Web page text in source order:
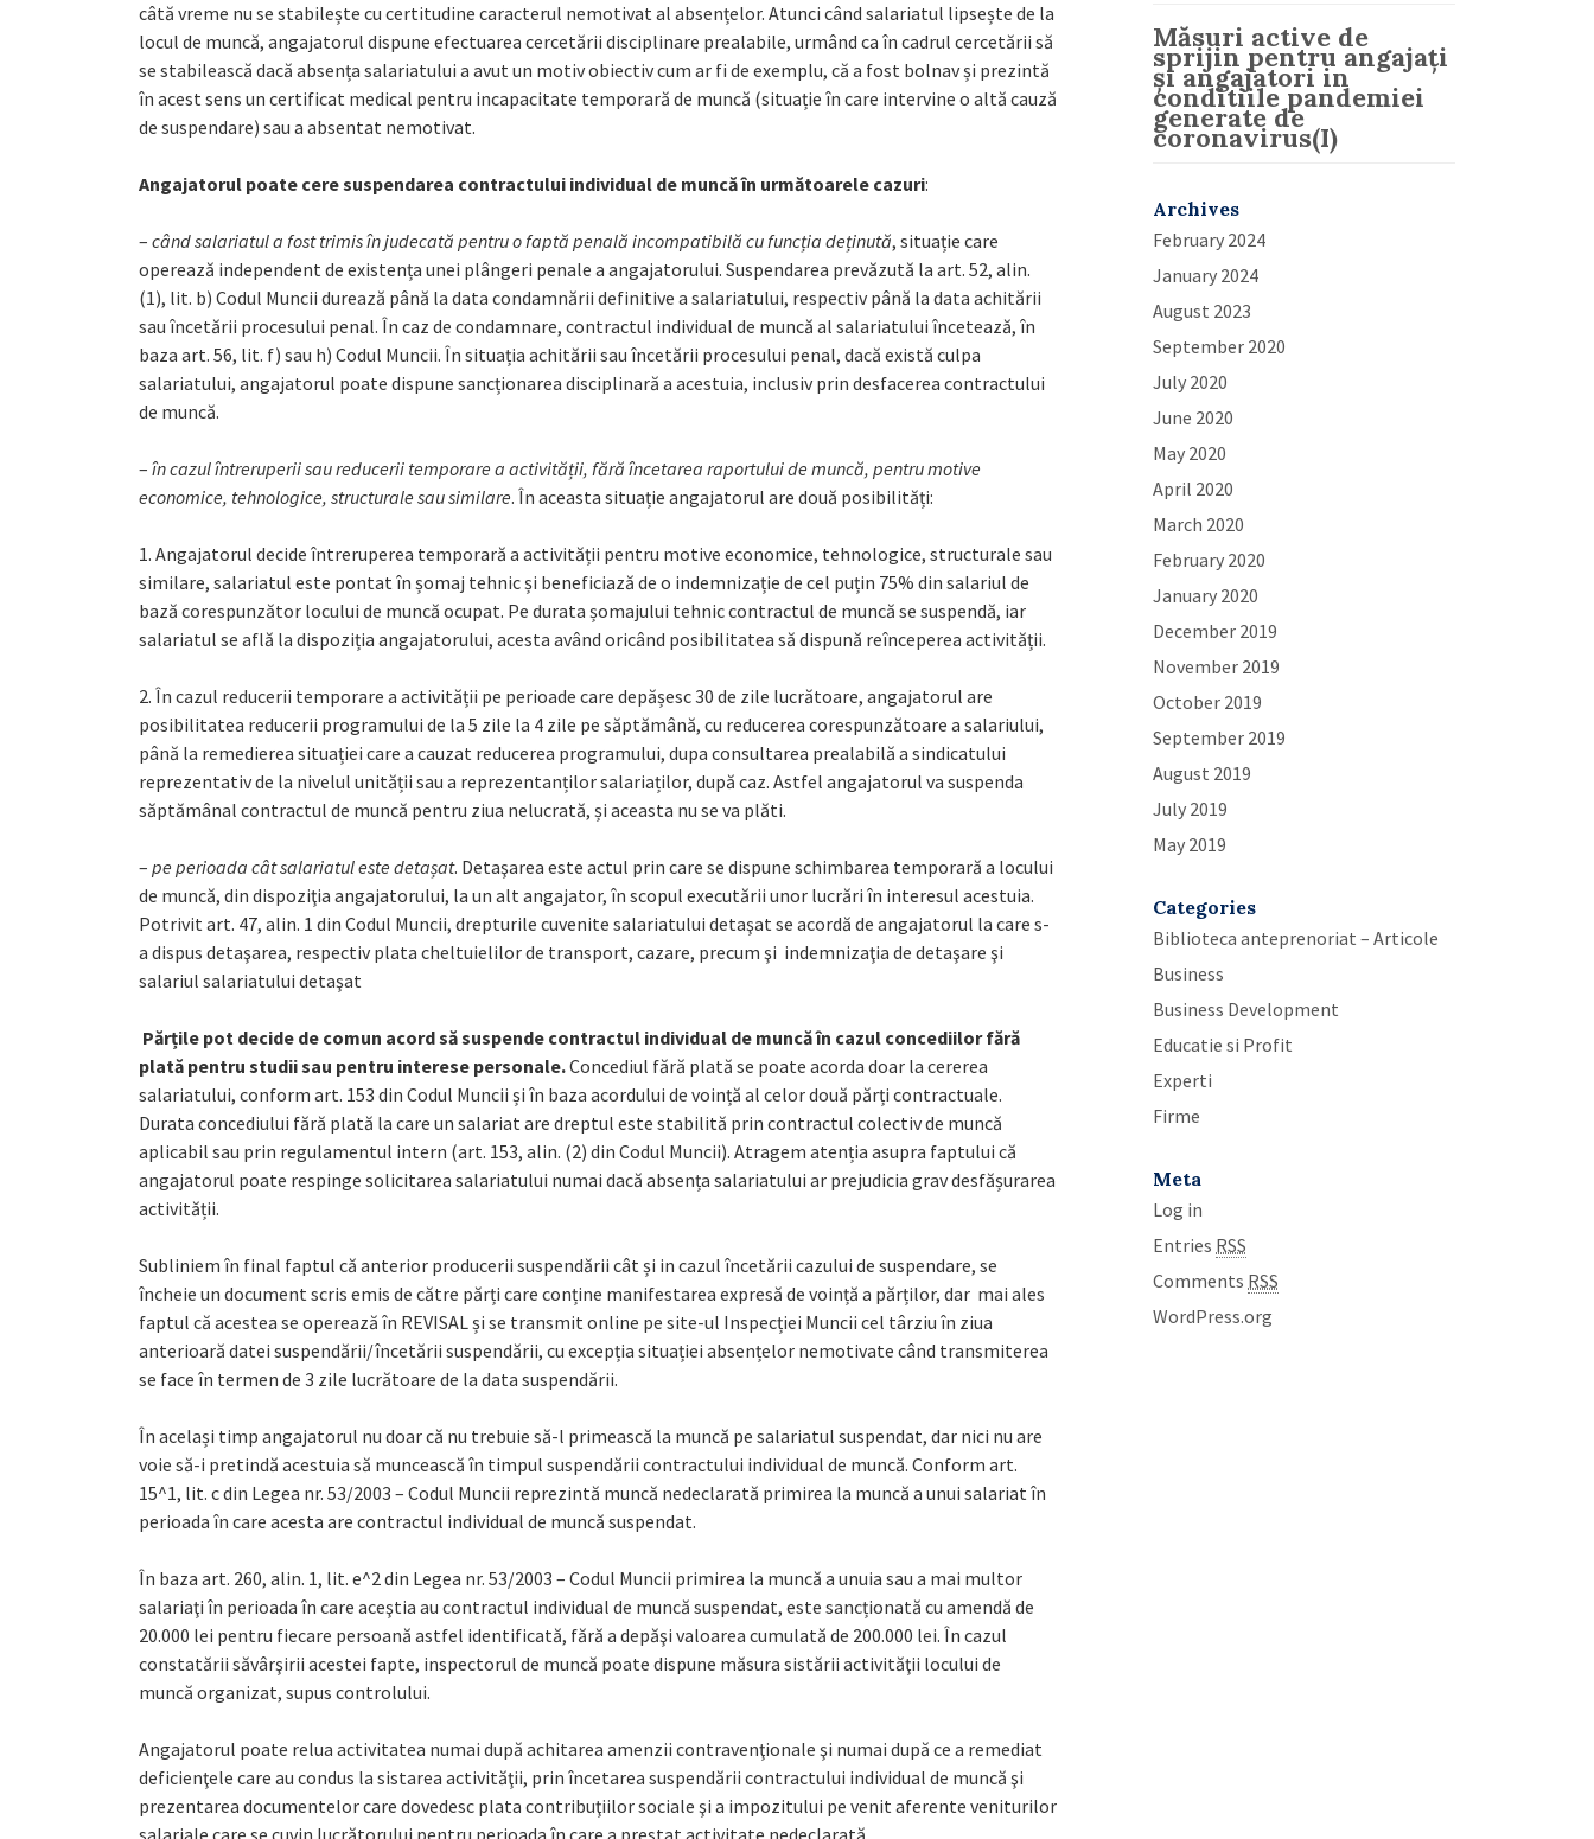
câtă vreme nu se stabilește cu certitudine caracterul nemotivat al absențelor. Atunci când salariatul lipsește de la
locul de muncă, angajatorul dispune efectuarea cercetării disciplinare prealabile, urmând ca în cadrul cercetării să
se stabilească dacă absența salariatului a avut un motiv obiectiv cum ar fi de exemplu, că a fost bolnav și prezintă
în acest sens un certificat medical pentru incapacitate temporară de muncă (situație în care intervine o altă cauză
de suspendare) sau a absentat nemotivat.
Angajatorul poate cere suspendarea contractului individual de muncă în următoarele cazuri:
– când salariatul a fost trimis în judecată pentru o faptă penală incompatibilă cu funcția deținută, situație care
operează independent de existența unei plângeri penale a angajatorului. Suspendarea prevăzută la art. 52, alin.
(1), lit. b) Codul Muncii durează până la data condamnării definitive a salariatului, respectiv până la data achitării
sau încetării procesului penal. În caz de condamnare, contractul individual de muncă al salariatului încetează, în
baza art. 56, lit. f) sau h) Codul Muncii. În situația achitării sau încetării procesului penal, dacă există culpa
salariatului, angajatorul poate dispune sancționarea disciplinară a acestuia, inclusiv prin desfacerea contractului
de muncă.
– în cazul întreruperii sau reducerii temporare a activității, fără încetarea raportului de muncă, pentru motive
economice, tehnologice, structurale sau similare. În aceasta situație angajatorul are două posibilități:
1. Angajatorul decide întreruperea temporară a activității pentru motive economice, tehnologice, structurale sau
similare, salariatul este pontat în șomaj tehnic și beneficiază de o indemnizație de cel puțin 75% din salariul de
bază corespunzător locului de muncă ocupat. Pe durata șomajului tehnic contractul de muncă se suspendă, iar
salariatul se află la dispoziția angajatorului, acesta având oricând posibilitatea să dispună reînceperea activității.
2. În cazul reducerii temporare a activității pe perioade care depășesc 30 de zile lucrătoare, angajatorul are
posibilitatea reducerii programului de la 5 zile la 4 zile pe săptămână, cu reducerea corespunzătoare a salariului,
până la remedierea situației care a cauzat reducerea programului, dupa consultarea prealabilă a sindicatului
reprezentativ de la nivelul unității sau a reprezentanților salariaților, după caz. Astfel angajatorul va suspenda
săptămânal contractul de muncă pentru ziua nelucrată, și aceasta nu se va plăti.
– pe perioada cât salariatul este detașat. Detaşarea este actul prin care se dispune schimbarea temporară a locului
de muncă, din dispoziţia angajatorului, la un alt angajator, în scopul executării unor lucrări în interesul acestuia.
Potrivit art. 47, alin. 1 din Codul Muncii, drepturile cuvenite salariatului detaşat se acordă de angajatorul la care s-
a dispus detaşarea, respectiv plata cheltuielilor de transport, cazare, precum şi indemnizaţia de detaşare şi
salariul salariatului detaşat
Părțile pot decide de comun acord să suspende contractul individual de muncă în cazul concediilor fără
plată pentru studii sau pentru interese personale.Concediul fără plată se poate acorda doar la cererea
salariatului, conform art. 153 din Codul Muncii și în baza acordului de voință al celor două părți contractuale.
Durata concediului fără plată la care un salariat are dreptul este stabilită prin contractul colectiv de muncă
aplicabil sau prin regulamentul intern (art. 153, alin. (2) din Codul Muncii). Atragem atenția asupra faptului că
angajatorul poate respinge solicitarea salariatului numai dacă absența salariatului ar prejudicia grav desfășurarea
activității.
Subliniem în final faptul că anterior producerii suspendării cât și in cazul încetării cazului de suspendare, se
încheie un document scris emis de către părți care conține manifestarea expresă de voință a părților, dar mai ales
faptul că acestea se operează în REVISAL și se transmit online pe site-ul Inspecției Muncii cel târziu în ziua
anterioară datei suspendării/încetării suspendării, cu excepția situației absențelor nemotivate când transmiterea
se face în termen de 3 zile lucrătoare de la data suspendării.
În același timp angajatorul nu doar că nu trebuie să-l primească la muncă pe salariatul suspendat, dar nici nu are
voie să-i pretindă acestuia să muncească în timpul suspendării contractului individual de muncă. Conform art.
15^1, lit. c din Legea nr. 53/2003 – Codul Muncii reprezintă muncă nedeclarată primirea la muncă a unui salariat în
perioada în care acesta are contractul individual de muncă suspendat.
În baza art. 260, alin. 1, lit. e^2 din Legea nr. 53/2003 – Codul Muncii primirea la muncă a unuia sau a mai multor
salariaţi în perioada în care aceştia au contractul individual de muncă suspendat, este sancționată cu amendă de
20.000 lei pentru fiecare persoană astfel identificată, fără a depăşi valoarea cumulată de 200.000 lei. În cazul
constatării săvârşirii acestei fapte, inspectorul de muncă poate dispune măsura sistării activităţii locului de
muncă organizat, supus controlului.
Angajatorul poate relua activitatea numai după achitarea amenzii contravenţionale şi numai după ce a remediat
deficienţele care au condus la sistarea activităţii, prin încetarea suspendării contractului individual de muncă şi
prezentarea documentelor care dovedesc plata contribuţiilor sociale şi a impozitului pe venit aferente veniturilor
salariale care se cuvin lucrătorului pentru perioada în care a prestat activitate nedeclarată.
Măsuri active de
sprijin pentru angajați
și angajatori in
conditiile pandemiei
generate de
coronavirus(I)
Archives
February 2024
January 2024
August 2023
September 2020
July 2020
June 2020
May 2020
April 2020
March 2020
February 2020
January 2020
December 2019
November 2019
October 2019
September 2019
August 2019
July 2019
May 2019
Categories
Biblioteca anteprenoriat – Articole
Business
Business Development
Educatie si Profit
Experti
Firme
Meta
Log in
Entries RSS
Comments RSS
WordPress.org